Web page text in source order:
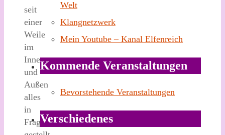
seit
einer
Weile
im
Innen
und
Außen
alles
in
Frage
Welt
Klangnetzwerk
Mein Youtube – Kanal Elfenreich
Kommende Veranstaltungen
Bevorstehende Veranstaltungen
Verschiedenes